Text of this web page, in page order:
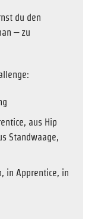
du den
– zu
aus Hip
Standwaage,
in Apprentice, in